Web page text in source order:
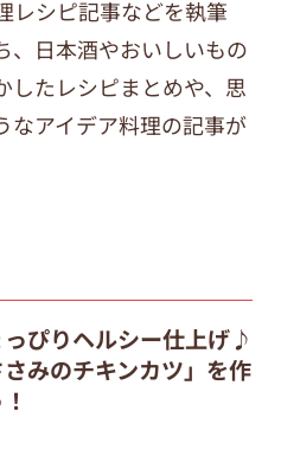
レシピ記事などを執筆
、日本酒やおいしいもの
したレシピまとめや、思
なアイデア料理の記事が
っぴりヘルシー仕上げ♪
さみのチキンカツ」を作